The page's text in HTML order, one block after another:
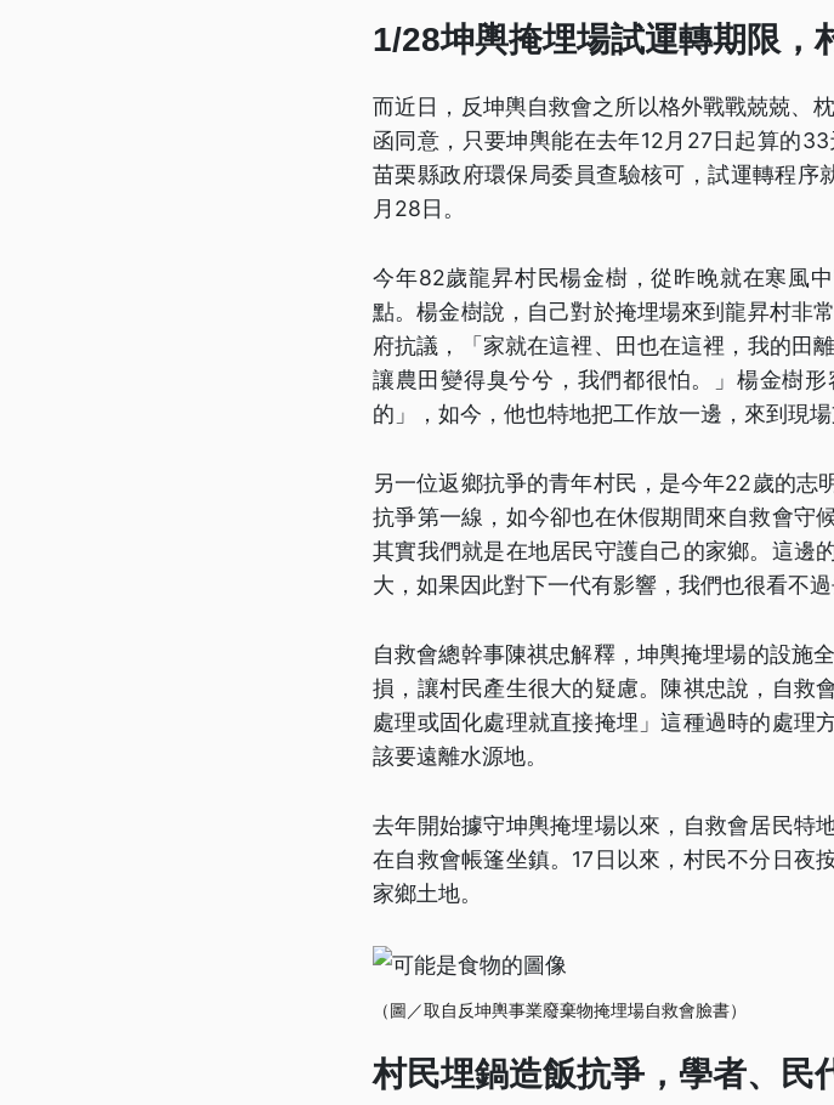
1/28坤輿掩埋場試運轉期限，
而近日，反坤輿自救會之所以格外戰戰兢兢、
函同意，只要坤輿能在去年12月27日起算的
苗栗縣政府環保局委員查驗核可，試運轉程序
月28日。
今年82歲龍昇村民楊金樹，從昨晚就在寒風
點。楊金樹說，自己對於掩埋場來到龍昇村非
府抗議，「家就在這裡、田也在這裡，我的田
讓農田變得臭兮兮，我們都很怕。」楊金樹
的」，如今，他也特地把工作放一邊，來到現
另一位返鄉抗爭的青年村民，是今年22歲的志
抗爭第一線，如今卻也在休假期間來自救會守
其實我們就是在地居民守護自己的家鄉。這邊
大，如果因此對下一代有影響，我們也很看不過
自救會總幹事陳祺忠解釋，坤輿掩埋場的設施
損，讓村民產生很大的疑慮。陳祺忠說，自救
處理或固化處理就直接掩埋」這種過時的處理
該要遠離水源地。
去年開始據守坤輿掩埋場以來，自救會居民特
在自救會帳篷坐鎮。17日以來，村民不分日夜
家鄉土地。
（圖／取自反坤輿事業廢棄物掩埋場自救會臉書）
村民埋鍋造飯抗爭，學者、民